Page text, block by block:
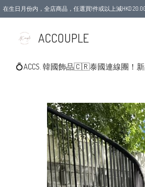
在生日月份内，全店商品，任選買1件或以上減HKD
ACCOUPLE
💍ACCS. 韓國飾品🇨🇷泰國連線團！新